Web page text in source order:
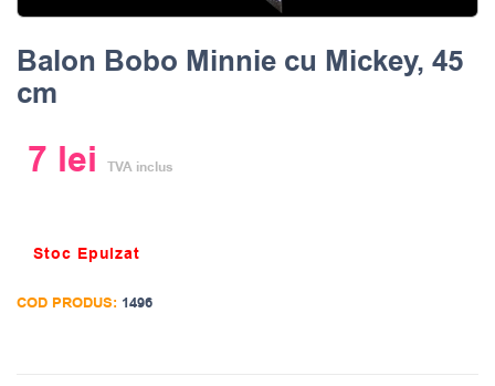
Balon Bobo Minnie cu Mickey, 45
cm
7 lei TVA inclus
Stoc Epuizat
COD PRODUS: 1496